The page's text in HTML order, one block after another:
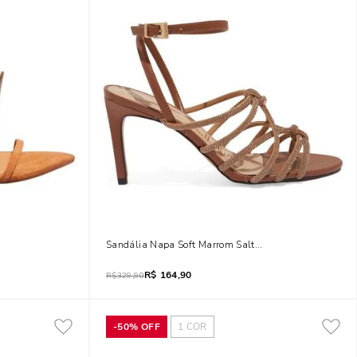
Alto Fino AmarraçãoSandália Napa Soft Marrom Salto Médio Fino
R$329,90R$ 164,90
-50% OFF 1 COR